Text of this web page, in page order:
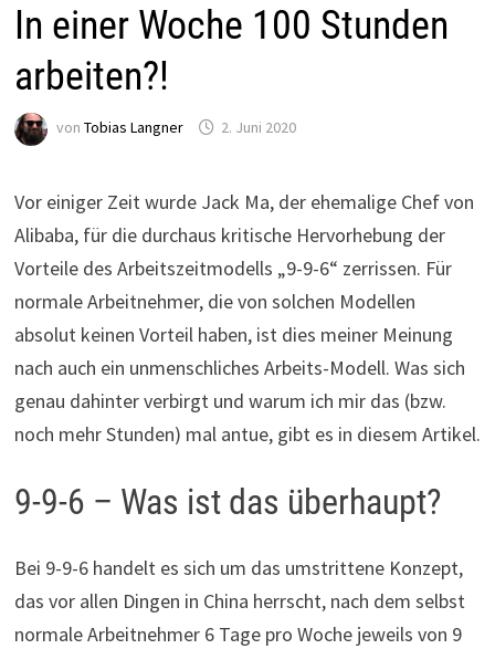
In einer Woche 100 Stunden
arbeiten?!
von Tobias Langner 2. Juni 2020
Vor einiger Zeit wurde Jack Ma, der ehemalige Chef von
Alibaba, für die durchaus kritische Hervorhebung der
Vorteile des Arbeitszeitmodells „9-9-6“ zerrissen. Für
normale Arbeitnehmer, die von solchen Modellen
absolut keinen Vorteil haben, ist dies meiner Meinung
nach auch ein unmenschliches Arbeits-Modell. Was sich
genau dahinter verbirgt und warum ich mir das (bzw.
noch mehr Stunden) mal antue, gibt es in diesem Artikel.
9-9-6 – Was ist das überhaupt?
Bei 9-9-6 handelt es sich um das umstrittene Konzept,
das vor allen Dingen in China herrscht, nach dem selbst
normale Arbeitnehmer 6 Tage pro Woche jeweils von 9